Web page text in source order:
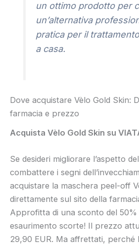
un ottimo prodotto per
un’alternativa
pratica per il
a casa.
Dove acquistare Vèlo Gold Skin:
farmacia e prezzo
Acquista Vèlo Gold Skin su
Se desideri migliorare l’aspetto
combattere i segni
acquistare la maschera peel-off
direttamente sul sito della
Approfitta di una sconto del 50%
esaurimento scorte! Il prezzo
29,90 EUR. Ma affrettati, perché